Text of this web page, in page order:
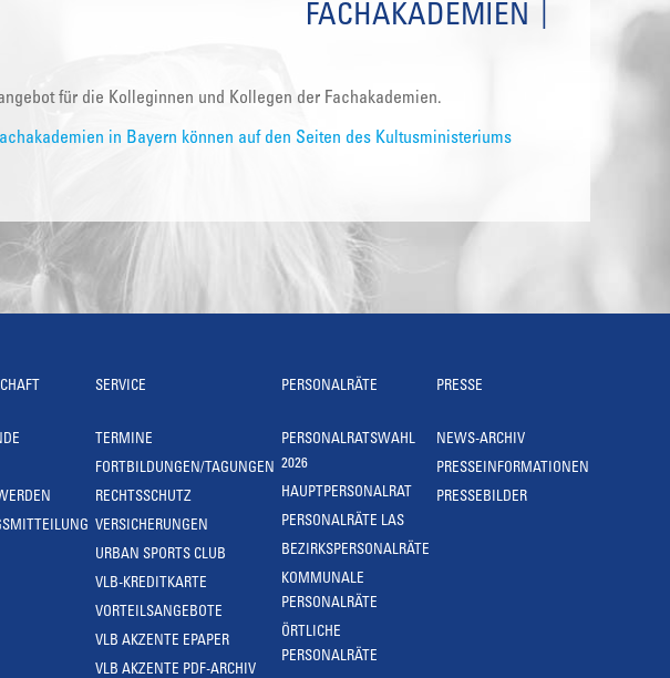
FACHAKADEMIEN
für die Kolleginnen und Kollegen der Fachakademien.
in Bayern können auf den Seiten des Kultusministeriums
SERVICE
TERMINE
FORTBILDUNGEN/TAGUNGEN
RECHTSSCHUTZ
VERSICHERUNGEN
URBAN SPORTS CLUB
VLB-KREDITKARTE
VORTEILSANGEBOTE
VLB AKZENTE EPAPER
VLB AKZENTE PDF-ARCHIV
PERSONALRÄTE
PERSONALRATSWAHL
2026
HAUPTPERSONALRAT
PERSONALRÄTE LAS
BEZIRKSPERSONALRÄTE
KOMMUNALE
PERSONALRÄTE
ÖRTLICHE
PERSONALRÄTE
PRESSE
NEWS-ARCHIV
PRESSEINFORMATIONEN
PRESSEBILDER